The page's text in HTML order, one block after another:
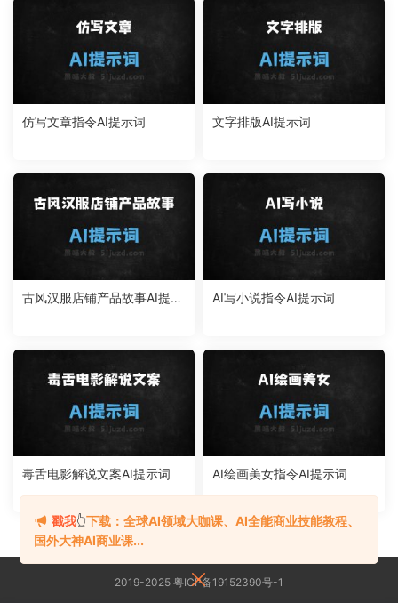
仿写文章指令AI提示词 文字排版AI提示词
古风汉服店铺产品故事AI提示
AI写小说指令AI提示词
毒舌电影解说文案AI提示词 AI绘画美女指令AI提示词
2019-2025 粤ICP备19152390号-1
戳我👆下载：全球AI领域大咖课、AI全能商业技能教程、
国外大神AI商业课...